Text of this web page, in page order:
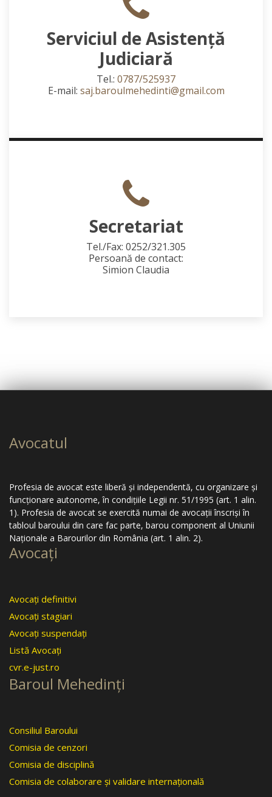
Serviciul de Asistență
Judiciară
Tel.: 0787/525937
E-mail: saj.baroulmehedinti@gmail.com
Secretariat
Tel./Fax: 0252/321.305
Persoană de contact:
Simion Claudia
Avocatul
Profesia de avocat este liberă şi independentă, cu organizare şi
funcţionare autonome, în condiţiile Legii nr. 51/1995 (art. 1 alin.
1). Profesia de avocat se exercită numai de avocaţii înscrişi în
tabloul baroului din care fac parte, barou component al Uniunii
Naţionale a Barourilor din România (art. 1 alin. 2).
Avocaţi
Avocaţi definitivi
Avocaţi stagiari
Avocaţi suspendaţi
Listă Avocaţi
cvr.e-just.ro
Baroul Mehedinţi
Consiliul Baroului
Comisia de cenzori
Comisia de disciplină
Comisia de colaborare şi validare internaţională